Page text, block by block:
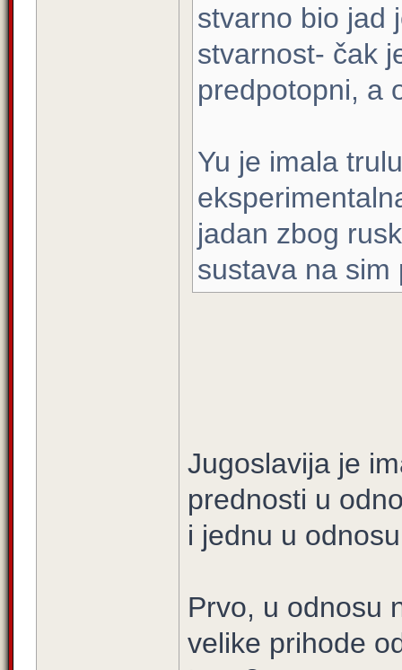
stvarno bio jad
stvarnost- čak
predpotopni, a
Yu je imala
jadan zbog
sustava na sim
Jugoslavija je
prednosti u
i jednu u
Prvo, u odnosu
velike prihode